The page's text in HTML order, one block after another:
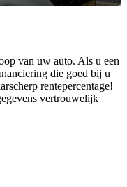
van uw auto. Als u een
die goed bij u
rentepercentage!
vertrouwelijk